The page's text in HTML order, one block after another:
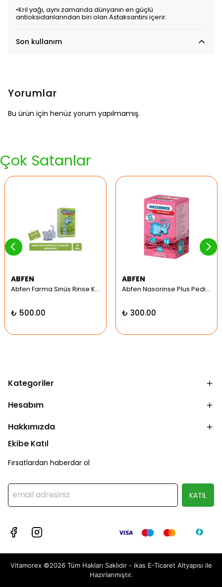
•Kril yağı, aynı zamanda dünyanın en güçlü
antioksidanlarından biri olan Astaksantini içerir.
Son kullanım
Yorumlar
Bu ürün için henüz yorum yapılmamış.
Çok Satanlar
ABFEN
Abfen Farma Sinüs Rinse Kit Pediatrik Hipertonic
₺ 500.00
ABFEN
Abfen Nasorinse Plus Pediatrik Burun Yıkama Kiti
₺ 300.00
Kategoriler
Hesabım
Hakkımızda
Ekibe Katıl
Fırsatlardan haberdar ol
KATIL
Vitamorex ©2026 Tüm Hakları Saklıdır - ikas E-Ticaret Altyapısı ile
Hazırlanmıştır.